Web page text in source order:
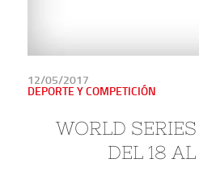
PUBLICADO
EN
12/05/2017
DEPORTE Y COMPETICIÓN
WORLD
DEL 18